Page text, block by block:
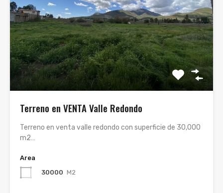
Terreno en VENTA Valle Redondo
Terreno en venta valle redondo con superficie de 30,000
m2…
Area
30000 M2